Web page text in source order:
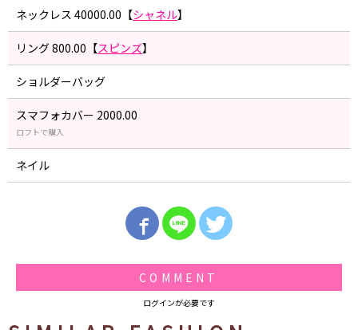
ネックレス 40000.00【シャネル】
リング 800.00【スピンズ】
ショルダーバッグ
スマフォカバー 2000.00
ロフトで購入
ネイル
COMMENT
ログインが必要です